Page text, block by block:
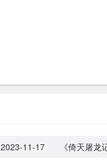
2023-11-17 《倚天屠